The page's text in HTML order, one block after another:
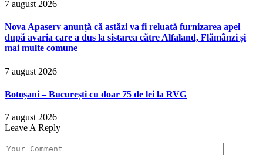
7 august 2026
Nova Apaserv anunță că astăzi va fi reluată furnizarea apei
după avaria care a dus la sistarea către Alfaland, Flămânzi și
mai multe comune
7 august 2026
Botoșani – București cu doar 75 de lei la RVG
7 august 2026
Leave A Reply